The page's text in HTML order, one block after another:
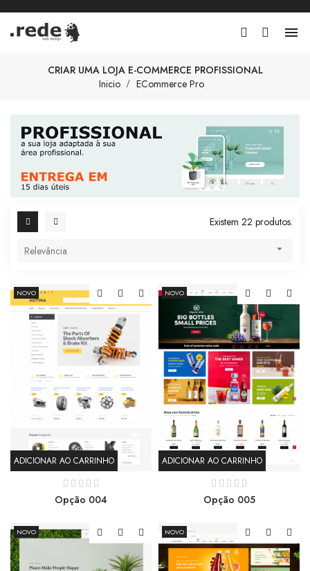

CRIAR UMA LOJA E-COMMERCE PROFISSIONAL
Inicio
ECommerce Pro
Existem 22 produtos.
Relevância 
NOVO
ADICIONAR AO CARRINHO
Opção 004
NOVO
ADICIONAR AO CARRINHO
Opção 005
NOVO NOVO